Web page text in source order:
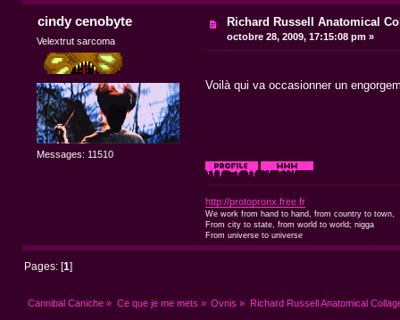
cindy cenobyte
Velextrut sarcoma
Messages: 11510
Richard Russell Anatomical
octobre 28, 2009, 17:15:08 pm »
Voilà qui va occasionner un
http://protopronx.free.fr
We work from hand to hand, from country to town,
From city to state, from world to world; nigga
From universe to universe
Pages: [1]
Cannibal Caniche » Ce que je me mets » Ovnis » Richard Russell Anatomical